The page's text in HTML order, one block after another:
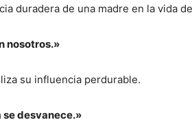
duradera de una madre en la vida
nosotros.»
su influencia perdurable.
se desvanece.»